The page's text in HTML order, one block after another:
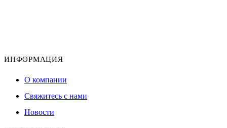
ИНФОРМАЦИЯ
О компании
Свяжитесь с нами
Новости